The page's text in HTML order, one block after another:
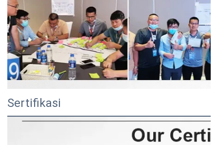
Sertifikasi